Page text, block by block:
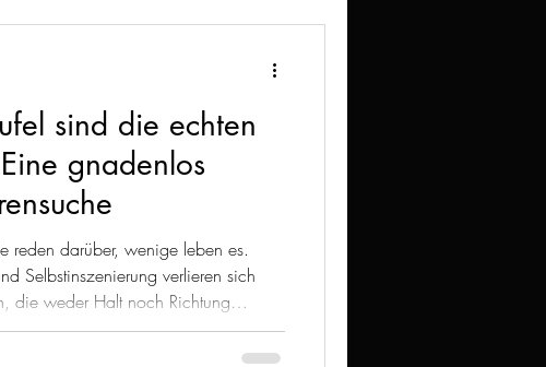
sind die echten
gnadenlos
reden darüber, wenige leben es.
Selbstinszenierung verlieren sich
die weder Halt noch Richtung
Härte, sondern Haltung. Nicht
Dieser Beitrag ist ein Weckruf für